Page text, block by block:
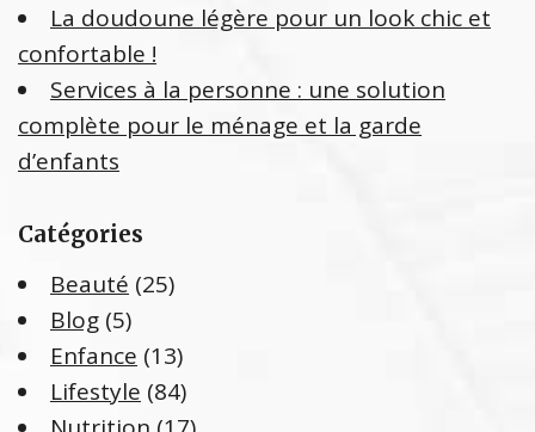
La doudoune légère pour un look chic et
confortable !
Services à la personne : une solution
complète pour le ménage et la garde
d’enfants
Catégories
Beauté (25)
Blog (5)
Enfance (13)
Lifestyle (84)